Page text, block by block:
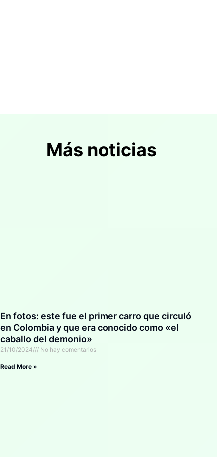
Más noticias
En fotos: este fue el primer carro que circuló
en Colombia y que era conocido como «el
caballo del demonio»
21/10/2024 No hay comentarios
Read More »